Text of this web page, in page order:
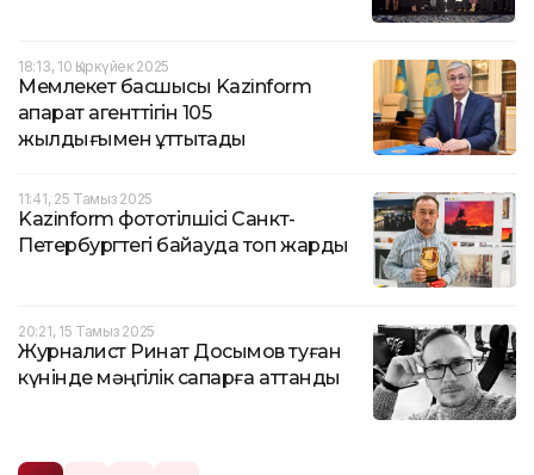
18:13, 10 Қыркүйек 2025
Мемлекет басшысы Kazinform
ақпарат агенттігін 105
жылдығымен құттықтады
11:41, 25 Тамыз 2025
Kazinform фототілшісі Санкт-
Петербургтегі байқауда топ жарды
20:21, 15 Тамыз 2025
Журналист Ринат Досымов туған
күнінде мәңгілік сапарға аттанды